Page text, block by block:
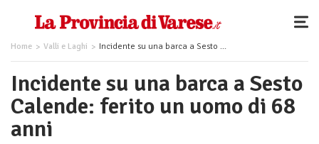
Home Valli e Laghi Incidente su una barca a Sesto Calende: ferito un uomo di 68 anni
Incidente su una barca a Sesto
Calende: ferito un uomo di 68
anni